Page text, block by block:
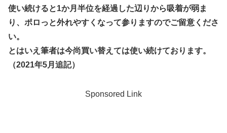
使い続けると1か月半位を経過した辺りから吸着が弱ま
り、ポロっと外れやすくなって参りますのでご留意くださ
い。
とはいえ筆者は今尚買い替えては使い続けております。
（2021年5月追記）
Sponsored Link